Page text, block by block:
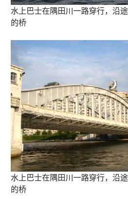
水上巴士在隅田川一路穿行，沿
的桥
水上巴士在隅田川一路穿行，沿
的桥